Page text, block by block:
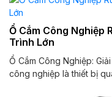
Ổ Cắm Công Nghiệp
Trình Lớn
Ổ Cắm Công Nghiệp:
công nghiệp là thiết bị